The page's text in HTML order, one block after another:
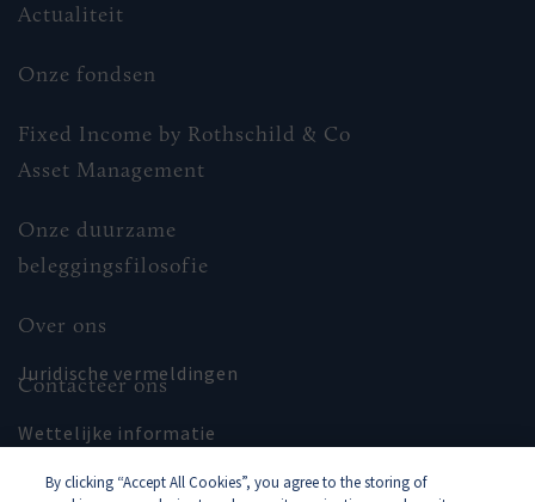
Actualiteit
Onze fondsen
Fixed Income by Rothschild & Co
Asset Management
Onze duurzame
beleggingsfilosofie
Over ons
Contacteer ons
Juridische vermeldingen
Wettelijke informatie
Sitemap
By clicking “Accept All Cookies”, you agree to the storing of